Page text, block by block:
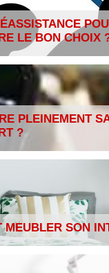
LE BON CHOIX
PLEINEMENT
?
MEUBLER SON